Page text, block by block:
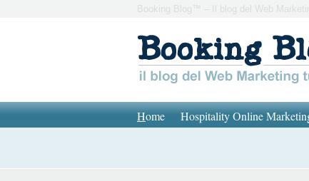
Booking Blog™ – Il blog del Web
Home Hospitality Online